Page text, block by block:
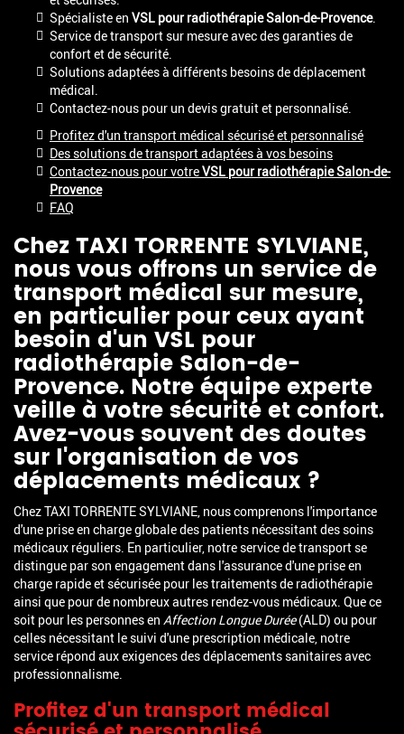
Spécialiste en VSL pour radiothérapie Salon-de-Provence.
Service de transport sur mesure avec des garanties de
confort et de sécurité.
Solutions adaptées à différents besoins de déplacement
médical.
Contactez-nous pour un devis gratuit et personnalisé.
Profitez d'un transport médical sécurisé et personnalisé
Des solutions de transport adaptées à vos besoins
Contactez-nous pour votreVSL pour radiothérapie Salon-de-
Provence
FAQ
Chez TAXI TORRENTE SYLVIANE,
nous vous offrons un service de
transport médical sur mesure,
en particulier pour ceux ayant
besoin d'un VSL pour
radiothérapie Salon-de-
Provence. Notre équipe experte
veille à votre sécurité et confort.
Avez-vous souvent des doutes
sur l'organisation de vos
déplacements médicaux ?
Chez TAXI TORRENTE SYLVIANE, nous comprenons l'importance
d'une prise en charge globale des patients nécessitant des soins
médicaux réguliers. En particulier, notre service de transport se
distingue par son engagement dans l'assurance d'une prise en
charge rapide et sécurisée pour les traitements de radiothérapie
ainsi que pour de nombreux autres rendez-vous médicaux. Que ce
soit pour les personnes en Affection Longue Durée(ALD) ou pour
celles nécessitant le suivi d'une prescription médicale, notre
service répond aux exigences des déplacements sanitaires avec
professionnalisme.
Profitez d'un transport médical